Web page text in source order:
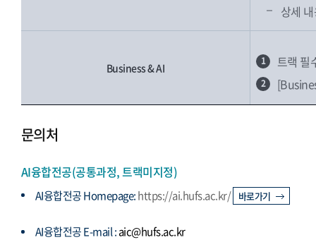
상세
Business & AI 1 트랙 필
2
문의처
AI융합전공(공통과정, 트랙미지정)
AI융합전공 Homepage:https://ai.hufs.ac.kr/ 바로가기
AI융합전공 E-mail :aic@hufs.ac.kr